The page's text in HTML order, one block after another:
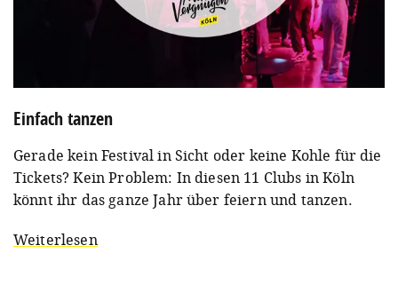
Einfach tanzen
Gerade kein Festival in Sicht oder keine Kohle für die
Tickets? Kein Problem: In diesen 11 Clubs in Köln
könnt ihr das ganze Jahr über feiern und tanzen.
Weiterlesen